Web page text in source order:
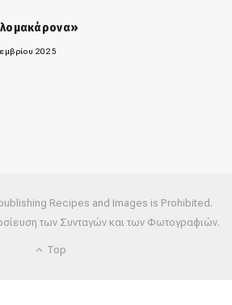
2025
Recipes and Images is Prohibited.
των Συνταγών και των Φωτογραφιών.
Top